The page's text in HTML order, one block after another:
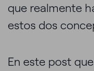
que realmente
estos dos
En este post